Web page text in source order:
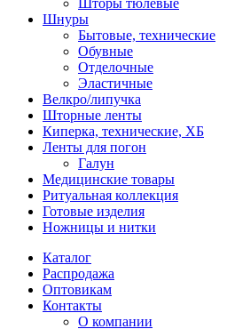
Шнуры
Бытовые, технические
Обувные
Отделочные
Эластичные
Велкро/липучка
Шторные ленты
Киперка, технические, ХБ
Ленты для погон
Галун
Медицинские товары
Ритуальная коллекция
Готовые изделия
Ножницы и нитки
Каталог
Распродажа
Оптовикам
Контакты
О компании